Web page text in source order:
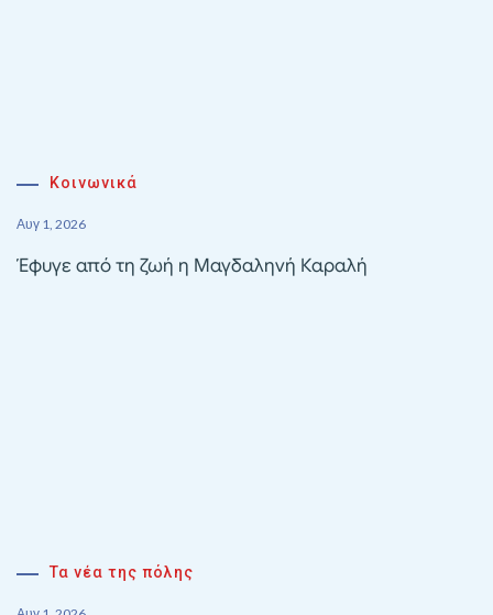
Κοινωνικά
Αυγ 1, 2026
Έφυγε από τη ζωή η Μαγδαληνή Καραλή
Τα νέα της πόλης